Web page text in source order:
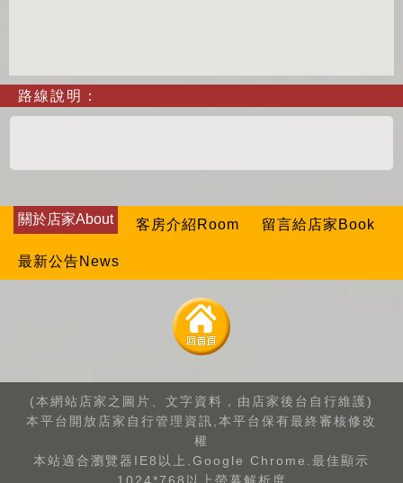
路線說明：
關於店家About 客房介紹Room 留言給店家Book
最新公告News
(本網站店家之圖片、文字資料，由店家後台自行維護)
本平台開放店家自行管理資訊,本平台保有最終審核修改
權
本站適合瀏覽器IE8以上.Google Chrome.最佳顯示
1024*768以上螢幕解析度